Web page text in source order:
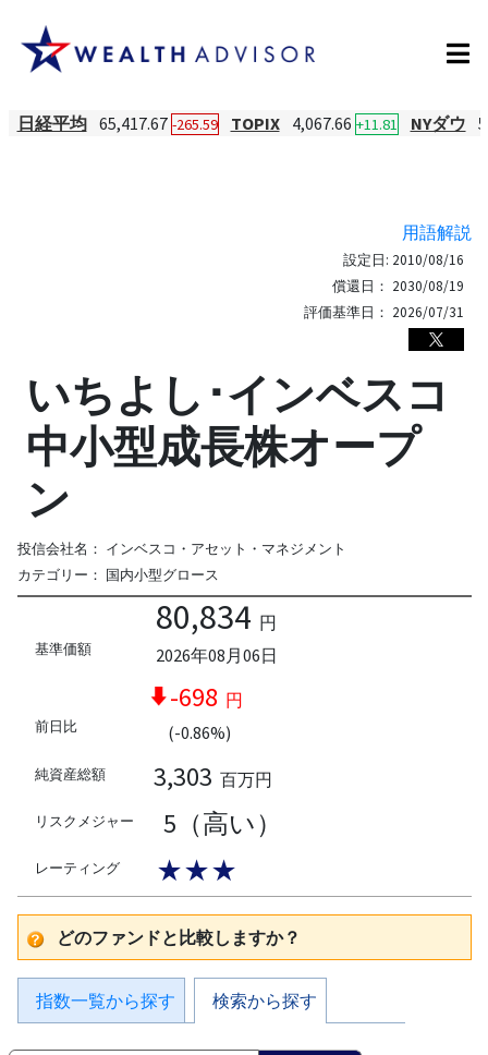
日経平均 65,417.67 -265.59 TOPIX 4,067.66 +11.81 NYダウ
用語解説
設定日: 2010/08/16
償還日： 2030/08/19
評価基準日： 2026/07/31
いちよし･インベスコ
中小型成長株オープ
ン
投信会社名： インベスコ・アセット・マネジメント
カテゴリー： 国内小型グロース
基準価額
80,834 円
2026年08月06日
前日比
-698 円
(-0.86%)
純資産総額 3,303 百万円
リスクメジャー 5（高い）
レーティング ★★★
どのファンドと比較しますか？
指数一覧から探す 検索から探す